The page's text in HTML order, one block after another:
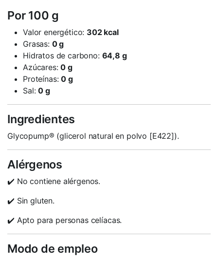
Por 100 g
Valor energético: 302 kcal
Grasas: 0 g
Hidratos de carbono: 64,8 g
Azúcares:0 g
Proteínas:0 g
Sal:0 g
Ingredientes
Glycopump® (glicerol natural en polvo [E422]).
Alérgenos
✔️ No contiene alérgenos.
✔️ Sin gluten.
✔️ Apto para personas celíacas.
Modo de empleo